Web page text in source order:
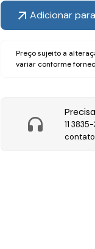
Adicionar
Preço sujeito a
variar conforme
11